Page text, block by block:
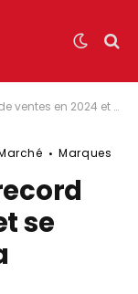
et se rapproche de Tesla
Marques
se